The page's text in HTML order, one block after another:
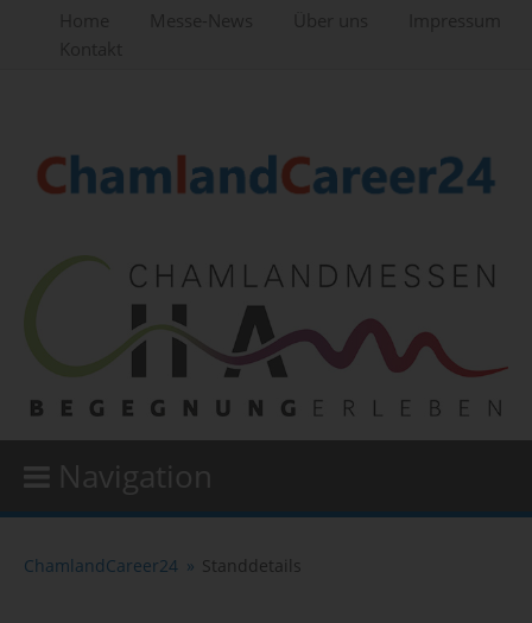
Navigation
ChamlandCareer24 Standdetails